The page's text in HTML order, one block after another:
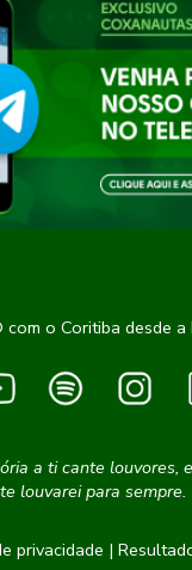
o Coritiba desde a
a ti cante louvores,
louvarei para
privacidade |